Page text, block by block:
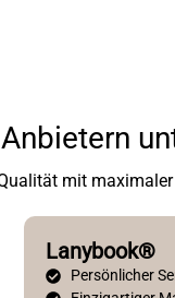
mit
Lanybook®
Persönlicher